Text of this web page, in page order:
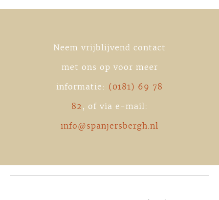
Neem vrijblijvend contact
met ons op voor meer
informatie: (0181) 69 78
82, of via e-mail:
info@spanjersbergh.nl